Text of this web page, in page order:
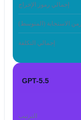
إجمالي رموز الإخراج
زمن الاستجابة (المتوسط)
إجمالي التكلفة
GPT-5.5
الترتيب